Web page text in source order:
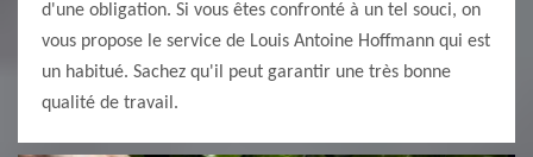
d'une obligation. Si vous êtes confronté à un tel souci, on
vous propose le service de Louis Antoine Hoffmann qui est
un habitué. Sachez qu'il peut garantir une très bonne
qualité de travail.